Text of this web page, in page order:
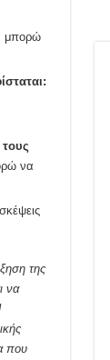
μπορώ
να
της
να
που